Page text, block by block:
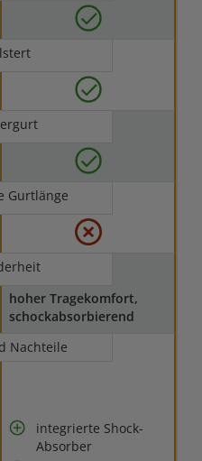
Gurtlänge
hoher Tragekomfort,
schockabsorbierend
Nachteile
integrierte Shock-
Absorber